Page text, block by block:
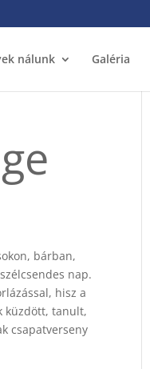
nálunk Galéria
bárban,
nap.
hisz a
küzdött, tanult,
csapatverseny